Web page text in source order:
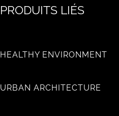
PRODUITS LIÉS
HEALTHY ENVIRONMENT
URBAN ARCHITECTURE